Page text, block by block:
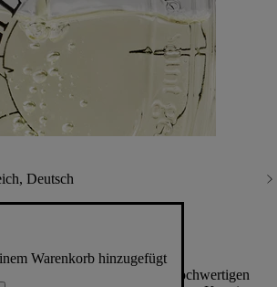
Deutsch
Warenkorb hinzugefügt
Vorteile
erhalten Sie Zugang zu hochwertigen